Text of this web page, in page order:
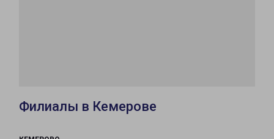
Филиалы в Кемерове